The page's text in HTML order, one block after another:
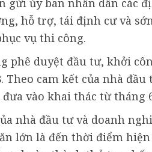
gửi ủy ban nhân dân các
hỗ trợ, tái định cư và
vụ thi công.
phê duyệt đầu tư, khởi
Theo cam kết của nhà
vào khai thác từ tháng
nhà đầu tư và doanh
lớn là đến thời điểm